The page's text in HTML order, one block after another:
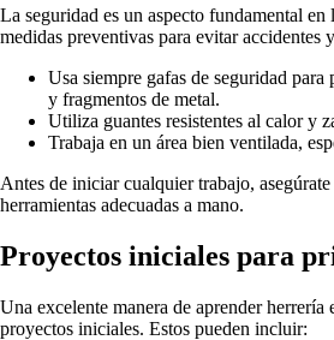
La seguridad es un aspecto fundamental en
medidas preventivas para evitar accidentes
Usa siempre gafas de seguridad para
y fragmentos de metal.
Utiliza guantes resistentes al calor y
Trabaja en un área bien ventilada,
Antes de iniciar cualquier trabajo,
herramientas adecuadas a mano.
Proyectos iniciales para
Una excelente manera de aprender herrería
proyectos iniciales. Estos pueden incluir: